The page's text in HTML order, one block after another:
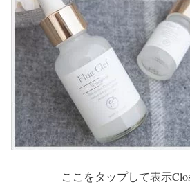
ここをタップして表示